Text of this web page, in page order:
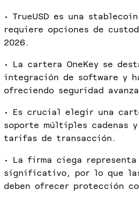
• TrueUSD es una
requiere opciones de
2026.
• La cartera OneKey se
integración de software y
ofreciendo seguridad
• Es crucial elegir una
soporte múltiples cadenas
tarifas de transacción.
• La firma ciega
significativo, por lo que
deben ofrecer protección